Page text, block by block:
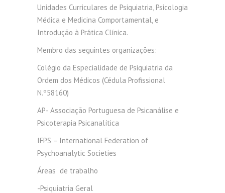
Unidades Curriculares de Psiquiatria, Psicologia
Médica e Medicina Comportamental, e
Introdução à Prática Clínica.
Membro das seguintes organizações:
Colégio da Especialidade de Psiquiatria da
Ordem dos Médicos (Cédula Profissional
N.º58160)
AP- Associação Portuguesa de Psicanálise e
Psicoterapia Psicanalítica
IFPS – International Federation of
Psychoanalytic Societies
Áreas de trabalho
-Psiquiatria Geral